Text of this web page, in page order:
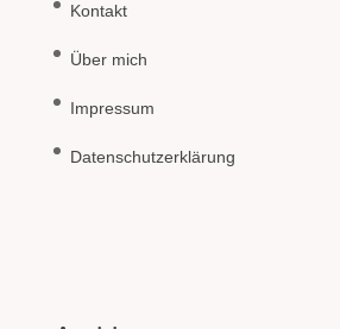
Kontakt
Über mich
Impressum
Datenschutzerklärung